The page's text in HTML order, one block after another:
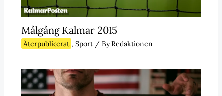
Målgång Kalmar 2015
Återpublicerat , Sport/ ByRedaktionen